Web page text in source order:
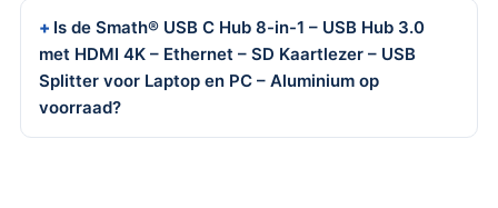
Is de Smath® USB C Hub 8-in-1 – USB Hub 3.0
met HDMI 4K – Ethernet – SD Kaartlezer – USB
Splitter voor Laptop en PC – Aluminium op
voorraad?